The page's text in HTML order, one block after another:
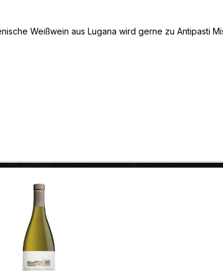
Weißwein aus Lugana wird gerne zu Antipasti
benutze die Schaltflächen